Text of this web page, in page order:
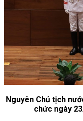
Nguyên Chủ tịch
chức ngày